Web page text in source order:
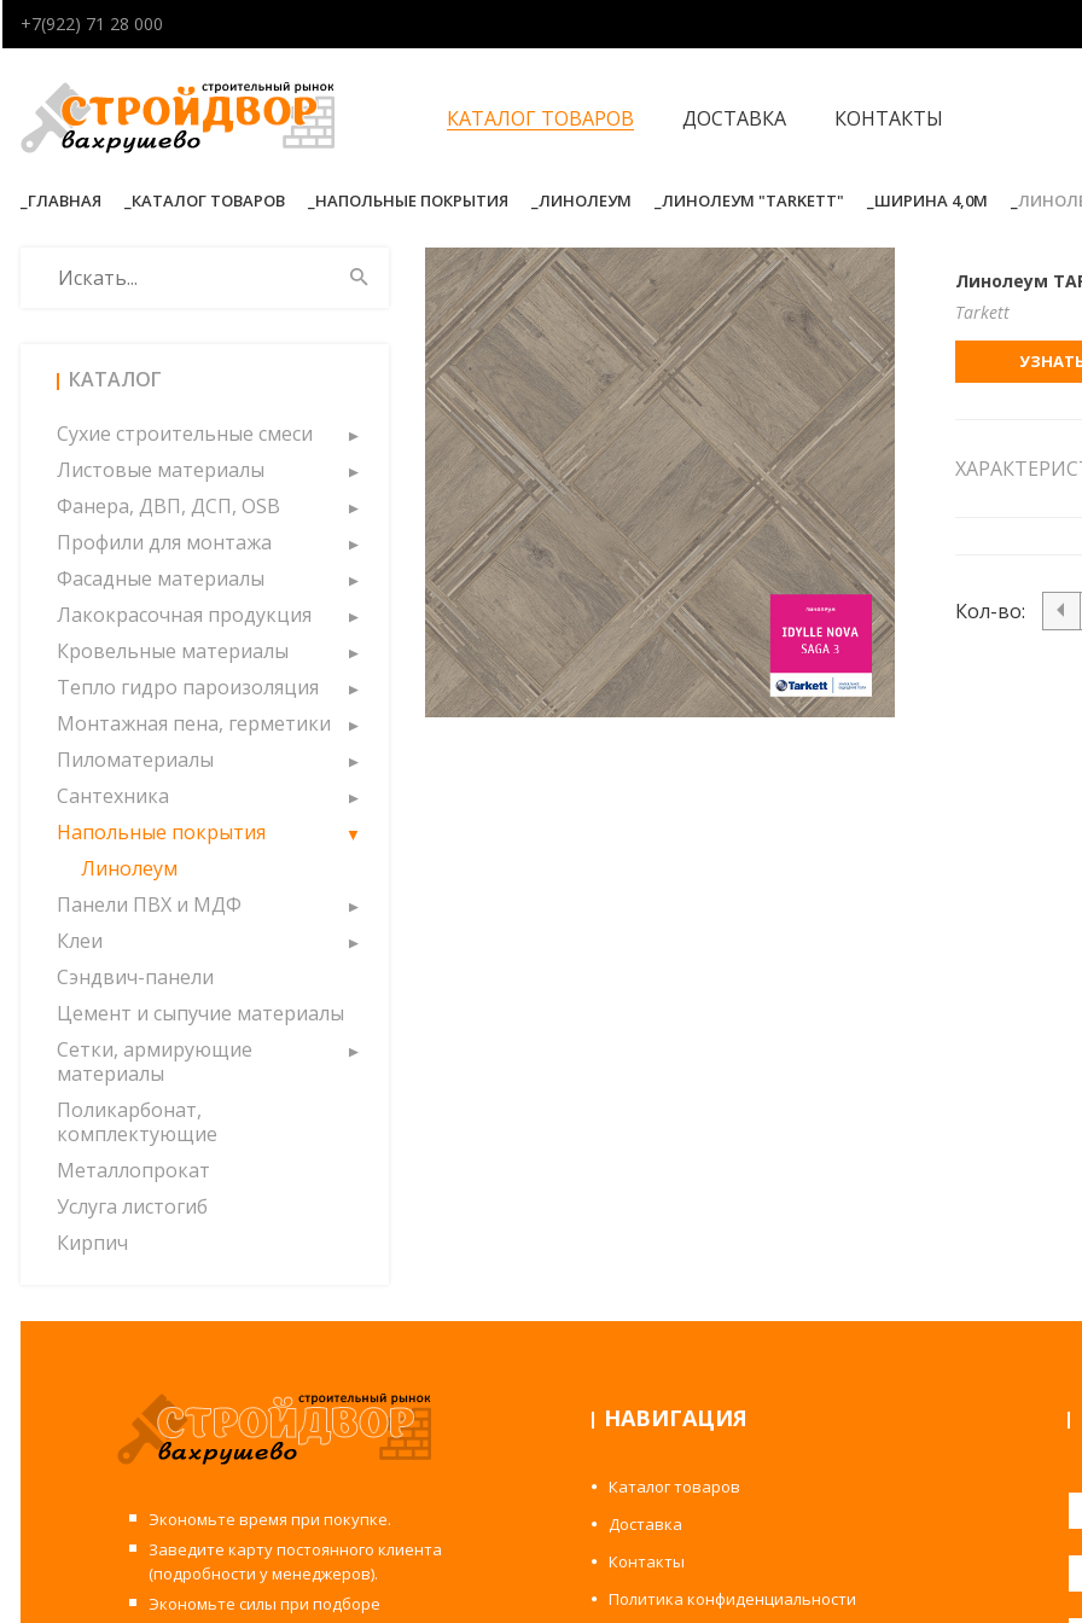
+7(922) 71 28 000
КАТАЛОГ ТОВАРОВ ДОСТАВКА КОНТАКТЫ
ГЛАВНАЯ КАТАЛОГ ТОВАРОВ НАПОЛЬНЫЕ ПОКРЫТИЯ ЛИНОЛЕУМ ЛИНОЛЕУМ "TARKETT" ШИРИНА 4,0М
КАТАЛОГ
Сухие строительные смеси
Листовые материалы
Фанера, ДВП, ДСП, OSB
Профили для монтажа
Фасадные материалы
Лакокрасочная продукция
Кровельные материалы
Тепло гидро пароизоляция
Монтажная пена, герметики
Пиломатериалы
Сантехника
Напольные покрытия
Линолеум
Панели ПВХ и МДФ
Клеи
Сэндвич-панели
Цемент и сыпучие материалы
Сетки, армирующие
материалы
Поликарбонат,
комплектующие
Металлопрокат
Услуга листогиб
Кирпич
Линолеум
Tarkett
Кол-во:
Экономьте время при покупке.
Заведите карту постоянного клиента
(подробности у менеджеров).
Экономьте силы при подборе
НАВИГАЦИЯ
Каталог товаров
Доставка
Контакты
Политика конфиденциальности